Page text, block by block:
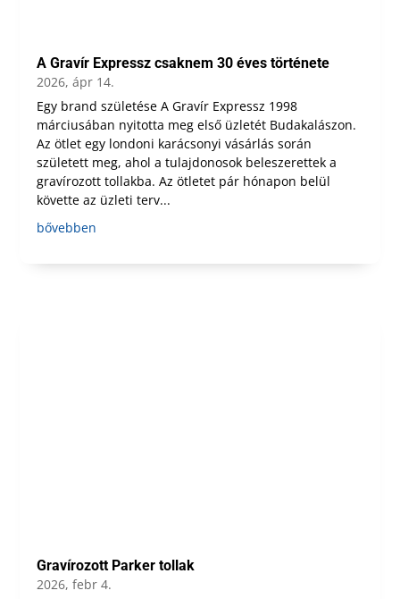
A Gravír Expressz csaknem 30 éves története
2026, ápr 14.
Egy brand születése A Gravír Expressz 1998
márciusában nyitotta meg első üzletét Budakalászon.
Az ötlet egy londoni karácsonyi vásárlás során
született meg, ahol a tulajdonosok beleszerettek a
gravírozott tollakba. Az ötletet pár hónapon belül
követte az üzleti terv...
bővebben
Gravírozott Parker tollak
2026, febr 4.